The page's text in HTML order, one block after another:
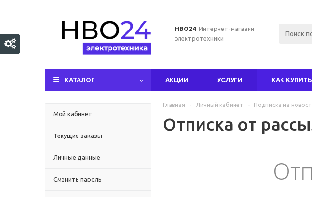
НВО24 Интернет-магазин
электротехники
КАТАЛОГ АКЦИИ УСЛУГИ КАК КУПИТЬ
Мой кабинет
Текущие заказы
Личные данные
Сменить пароль
Главная - Личный кабинет - Подписка на
Отписка от